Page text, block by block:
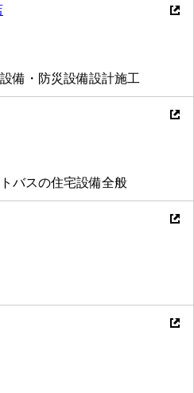
備・防災設備設計施工
バスの住宅設備全般